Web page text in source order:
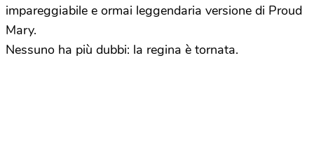
impareggiabile e ormai leggendaria versione di Proud
Mary.
Nessuno ha più dubbi: la regina è tornata.